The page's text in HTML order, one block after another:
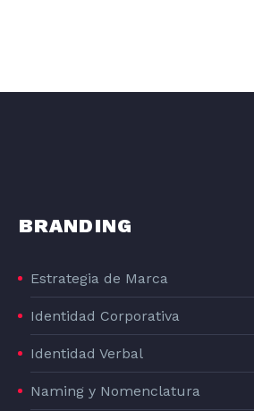
BRANDING
Estrategia de Marca
Identidad Corporativa
Identidad Verbal
Naming y Nomenclatura